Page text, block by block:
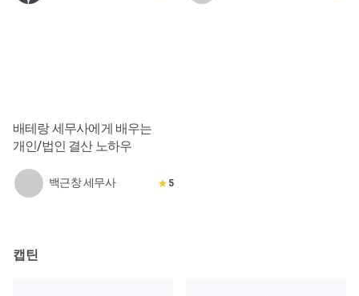
배테랑 세무사에게 배우는
개인/법인 결산 노하우
백근창 세무사 5
캡틴